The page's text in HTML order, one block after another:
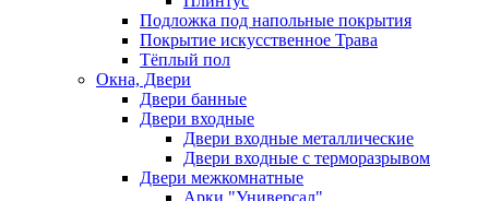
Подложка под напольные покрытия
Покрытие искусственное Трава
Тёплый пол
Окна, Двери
Двери банные
Двери входные
Двери входные металлические
Двери входные с терморазрывом
Двери межкомнатные
Арки "Универсал"